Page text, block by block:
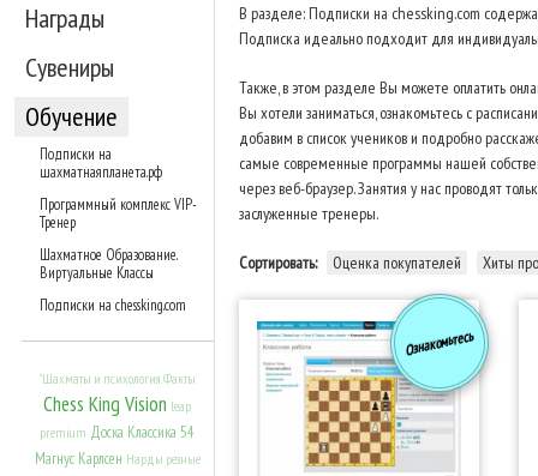
Награды
Сувениры
Обучение
Подписки на
шахматнаяпланета.рф
Программный комплекс VIP-
Тренер
Шахматное Образование.
Виртуальные Классы
Подписки на chessking.com
"Шахматы и психология. Факты
Chess King Vision leap
premium Доска Классика 54
Магнус Карлсен Нарды резные
В разделе: Подписки на chessking.com
Подписка идеально подходит для
Также, в этом разделе Вы можете оплатить
Вы хотели заниматься, ознакомьтесь с
добавим в список учеников и подробно
самые современные программы нашей
через веб-браузер. Занятия у нас проводят
заслуженные тренеры.
Сортировать: Оценка покупателей Хиты
Ознакомьтесь